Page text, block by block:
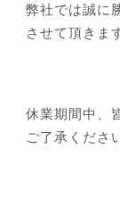
弊社では誠に
させて頂きま
休業期間中、
ご了承くださ